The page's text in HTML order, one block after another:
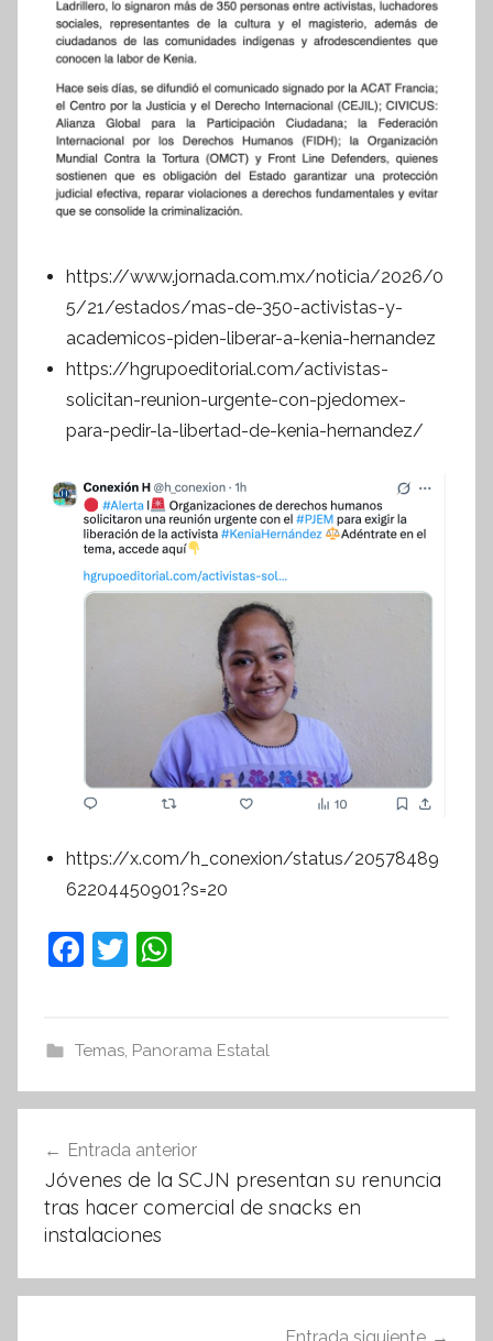
https://www.jornada.com.mx/noticia/2026/0
5/21/estados/mas-de-350-activistas-y-
academicos-piden-liberar-a-kenia-hernandez
https://hgrupoeditorial.com/activistas-
solicitan-reunion-urgente-con-pjedomex-
para-pedir-la-libertad-de-kenia-hernandez/
https://x.com/h_conexion/status/20578489
62204450901?s=20
F
e
b
o
k
T
er s
A
p
Temas, Panorama Estatal
de
entradas
Entrada anterior
Jóvenes de la SCJN presentan su renuncia
tras hacer comercial de snacks en
instalaciones